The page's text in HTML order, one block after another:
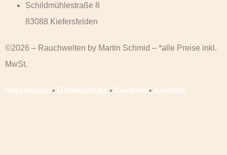
Schildmühlestraße 8
83088 Kiefersfelden
©2026 – Rauchwelten by Martin Schmid – *alle Preise inkl.
MwSt.
Impressum • Datenschutz • Cookies • Kontakt